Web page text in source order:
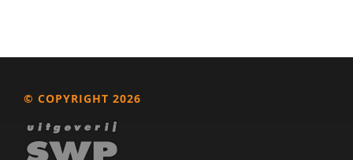
© COPYRIGHT 2026